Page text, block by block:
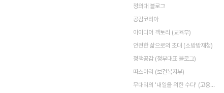
청와대 블로그
공감코리아
아이디어 팩토리 (교육부)
안전한 삶으로의 초대 (소방방재청)
정책공감 (정부대표 블로그)
따스아리 (보건복지부)
무대리의 '내일을 위한 수다' (고용노동부)